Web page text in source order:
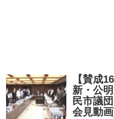
【賛成
新・公
民市議
会見動